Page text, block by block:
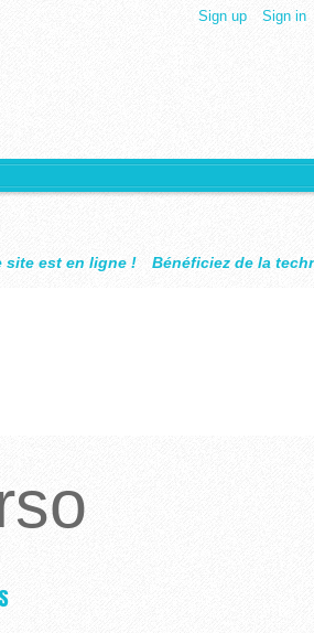
Sign in
Sign up
Bénéficiez de la technologie Design